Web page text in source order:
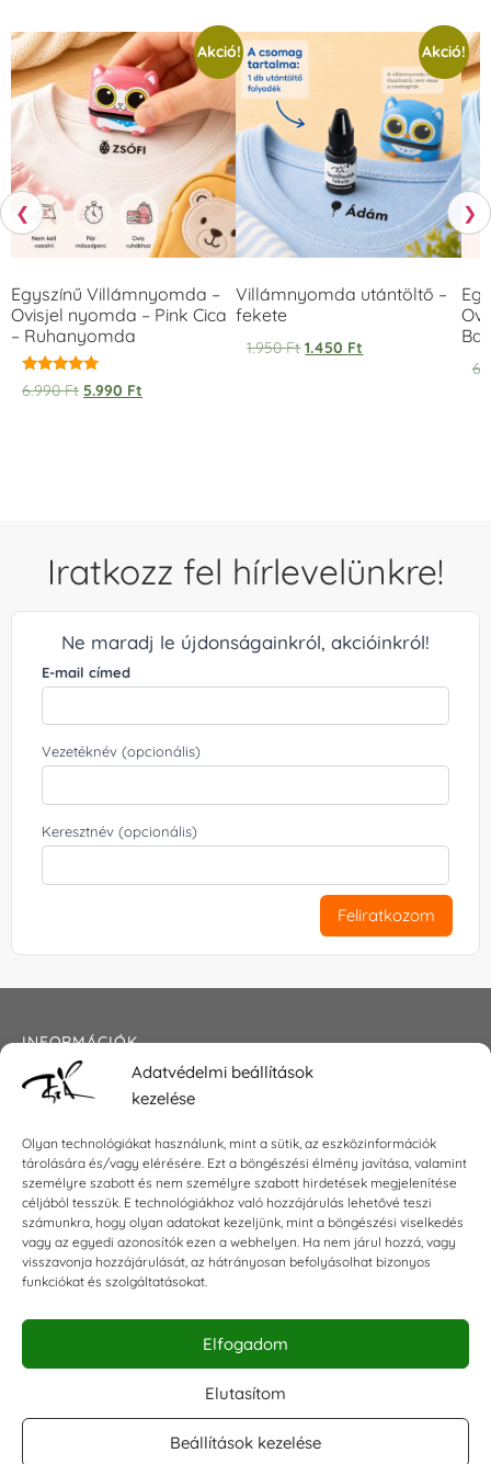
Adatvédelmi beállítások
kezelése
Olyan technológiákat használunk, mint a sütik, az eszközinformációk
tárolására és/vagy elérésére. Ezt a böngészési élmény javítása, valamint
személyre szabott és nem személyre szabott hirdetések megjelenítése
céljából tesszük. E technológiákhoz való hozzájárulás lehetővé teszi
számunkra, hogy olyan adatokat kezeljünk, mint a böngészési viselkedés
vagy az egyedi azonosítók ezen a webhelyen. Ha nem járul hozzá, vagy
visszavonja hozzájárulását, az hátrányosan befolyásolhat bizonyos
funkciókat és szolgáltatásokat.
Elfogadom
Elutasítom
Beállítások kezelése
❮
Akció!
Egyszínű Villámnyomda –
Ovisjel nyomda – Pink Cica
– Ruhanyomda
Értékelés:
5.00
6.990Ft 5.990 Ft
Akció!
Villámnyomda utántöltő –
fekete
1.950Ft 1.450 Ft
❯
Iratkozz fel hírlevelünkre!
Ne maradj le újdonságainkról, akcióinkról!
E-mail címed
Vezetéknév (opcionális)
Keresztnév (opcionális)
Feliratkozom
INFORMÁCIÓK
Általános szerződési feltételek
Impresszum
KAPCSOLAT
E-mail:shop@torokszilvi.com
Telefon: +36 30 6767872
KÖZÖSSÉGI